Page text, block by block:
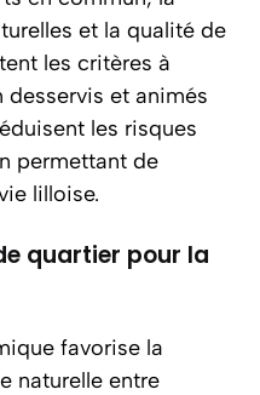
et la qualité de
les critères à
desservis et animés
les risques
permettant de
lilloise.
quartier pour la
favorise la
naturelle entre